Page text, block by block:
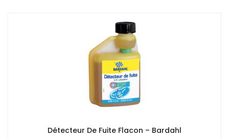
Détecteur De Fuite Flacon – Bardahl